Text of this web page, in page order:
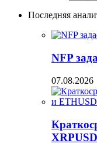
Последняя
NFP
07.08.2026